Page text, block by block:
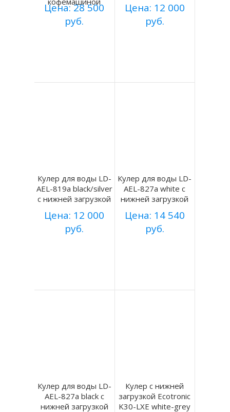
Цена: 28 500
руб.
Цена: 12 000
руб.
Кулер для воды LD-
AEL-819a black/silver
с нижней загрузкой
Цена: 12 000
руб.
Кулер для воды LD-
AEL-827a white с
нижней загрузкой
Цена: 14 540
руб.
Кулер для воды LD-
AEL-827a black с
нижней загрузкой
Кулер с нижней
загрузкой Ecotronic
K30-LXE white-grey